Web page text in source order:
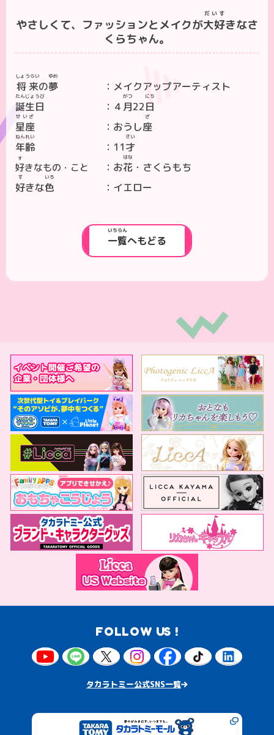
やさしくて、ファッションとメイクが大好
だいす
きなさ
くらちゃん。
将来
しょうらい
の夢
ゆめ
メイクアップアーティスト
誕生日
たんじょうび
４ 月
がつ
22日
にち
星座
せいざ
おうし座
ざ
年齢
ねんれい
11才
さい
好
す
きなもの・こと お花
はな
・さくらもち
好
す
きな色
いろ
イエロー
一覧
いちらん
へもどる
FOLLOW US !
タカラトミー公式SNS一覧